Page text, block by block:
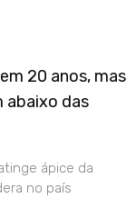
20 anos, mas
abaixo das
ápice da
no país